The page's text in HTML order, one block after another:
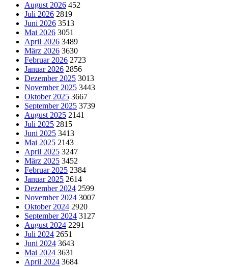
August 2026 452
Juli 2026 2819
Juni 2026 3513
Mai 2026 3051
April 2026 3489
März 2026 3630
Februar 2026 2723
Januar 2026 2856
Dezember 2025 3013
November 2025 3443
Oktober 2025 3667
September 2025 3739
August 2025 2141
Juli 2025 2815
Juni 2025 3413
Mai 2025 2143
April 2025 3247
März 2025 3452
Februar 2025 2384
Januar 2025 2614
Dezember 2024 2599
November 2024 3007
Oktober 2024 2920
September 2024 3127
August 2024 2291
Juli 2024 2651
Juni 2024 3643
Mai 2024 3631
April 2024 3684